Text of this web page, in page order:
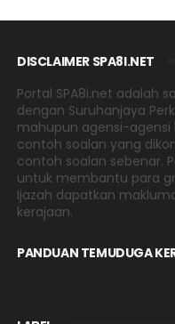
DISCLAIMER SPA8I.NET
Portal SPA8i.net adalah
dengan Suruhanjaya
mahupun agensi-agensi
contoh soalan yang
contoh soalan sebenar.
untuk membantu para
Ijazah dapatkan
kerajaan.
PANDUAN TEMUDUGA